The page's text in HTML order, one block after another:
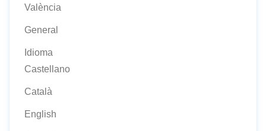
València
General
Idioma
Castellano
Català
English